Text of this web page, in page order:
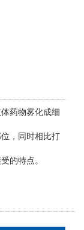
药物雾化成细
，同时相比打
的特点。